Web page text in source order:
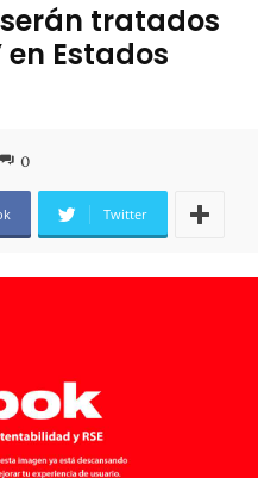
tratados
Estados
0
Twitter